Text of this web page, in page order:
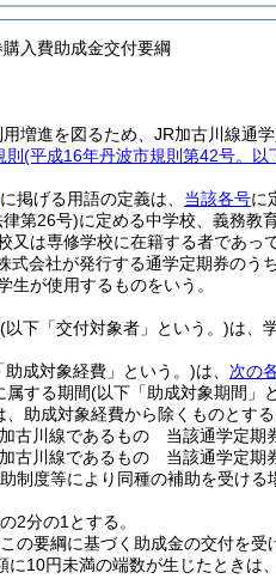
入費助成金交付要綱
増進を図るため、JR加古川線通
(平成16年丹波市規則第42号。以
に掲げる用語の定義は、 当該各号に
第26号)に定める中学校、義務教
又は専修学校に在籍する者であ
会社が発行する通学定期券のう
生が使用するものをいう。
(以下「交付対象者」という。)は、
助成対象経費」という。)は、 次の
属する期間(以下「助成対象期間」
助成対象経費から除くものとする
古川線であるもの 当該通学定期
古川線であるもの 当該通学定期
制度等により同種の補助を受ける
2分の1とする。
の要綱に基づく助成金の交付を
10円未満の端数が生じたときは